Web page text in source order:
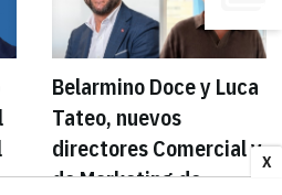
X
Belarmino Doce y Luca
Tateo, nuevos
directores Comercial y
de Marketing de